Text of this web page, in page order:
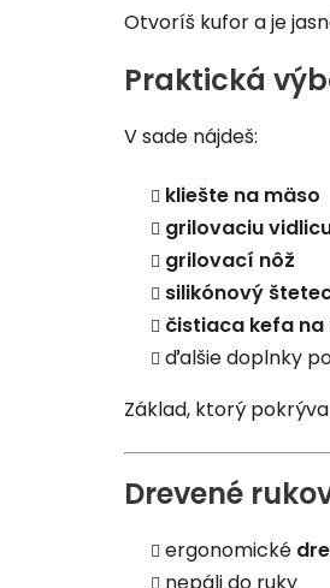
Otvoríš kufor a je
Praktická
V sade nájdeš:
kliešte na mäso
grilovaciu
grilovací nôž
silikónový
čistiaca kefa na
ďalšie doplnky
Základ, ktorý
Drevené
ergonomické